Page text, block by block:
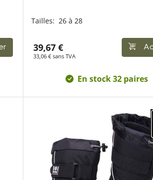
Tailles: 26 à 28
39,67 €
33,06 € sans TVA
En stock 32 paires